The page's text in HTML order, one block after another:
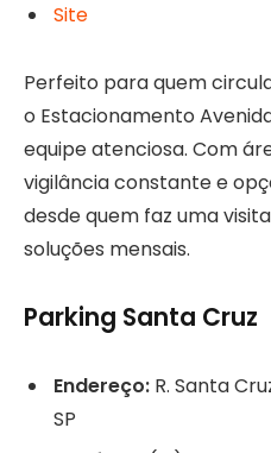
Site
Perfeito para quem
o Estacionamento
equipe atenciosa. Com
vigilância constante e
desde quem faz uma
soluções mensais.
Parking Santa Cruz
Endereço: R. Santa
SP